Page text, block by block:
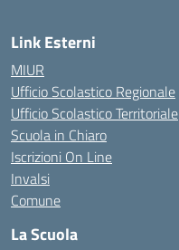
Link Esterni
MIUR
Ufficio Scolastico Regionale
Ufficio Scolastico Territoriale
Scuola in Chiaro
Iscrizioni On Line
Invalsi
Comune
La Scuola